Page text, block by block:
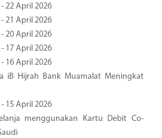
22 April 2026
21 April 2026
20 April 2026
17 April 2026
16 April 2026
iB Hijrah Bank Muamalat Meningkat
15 April 2026
menggunakan Kartu Debit Co-